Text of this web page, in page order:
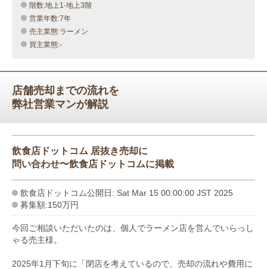
階数:地上1-地上3階
営業年数:7年
売主業態:ラーメン
買主業態:-
店舗売却までの流れを
弊社営業マンが解説
飲食店ドットコム 居抜き売却に
問い合わせ〜飲食店ドットコムに掲載
飲食店ドットコム公開日: Sat Mar 15 00:00:00 JST 2025
募集額:150万円
今回ご相談いただいたのは、個人でラーメン店を営んでいらっし
ゃる売主様。
2025年1月下旬に「閉店を考えているので、売却の流れや費用に